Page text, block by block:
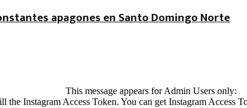
apagones en Santo Domingo Norte
This message appears for Admin Users only:
the Instagram Access Token. You can get Instagram Access